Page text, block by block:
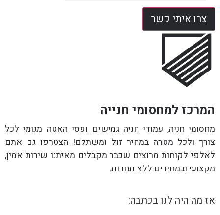
צרו איתי קשר
המרכז למחסומי חנייה
מחסומי חניה, עמודי חניה גמישים ופסי האטה מגומי לכל
צורך ולכל מטרה במחיר זול ומשתלם! הצטרפו גם אתם
לאלפי לקוחות מרוצים שכבר מקבלים מאיתנו שירות אמין,
מקצועי ובמחירים ללא תחרות.
אז מה היה לנו בכתבה: